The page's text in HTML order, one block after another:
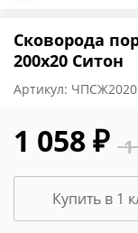
Сковорода
200х20 Ситон
Артикул: ЧПСЖ2020
1
1 058 ₽
Купить в 1